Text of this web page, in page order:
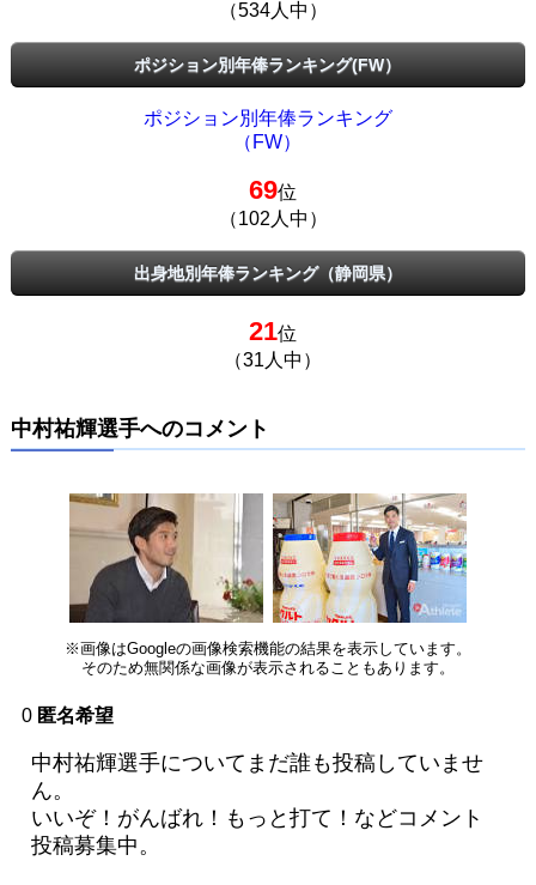
（534人中）
ポジション別年俸ランキング(FW）
ポジション別年俸ランキング
（FW）
69位
（102人中）
出身地別年俸ランキング（静岡県）
21位
（31人中）
中村祐輝選手へのコメント
※画像はGoogleの画像検索機能の結果を表示しています。
そのため無関係な画像が表示されることもあります。
0 匿名希望
中村祐輝選手についてまだ誰も投稿していませ
ん。
いいぞ！がんばれ！もっと打て！などコメント
投稿募集中。